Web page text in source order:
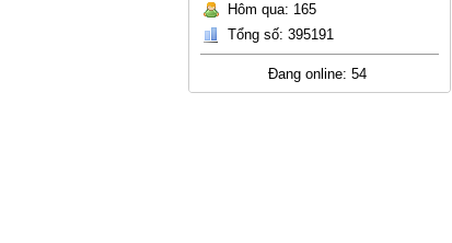
Hôm qua: 165
Tổng số: 395191
Đang online: 54